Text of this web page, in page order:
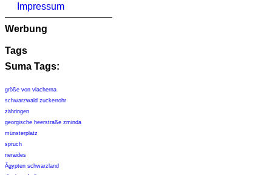
Impressum
Werbung
Tags
Suma Tags:
größe von vlacherna
schwarzwald zuckerrohr
zähringen
georgische heerstraße zminda
münsterplatz
spruch
neraides
Ägypten schwarzland